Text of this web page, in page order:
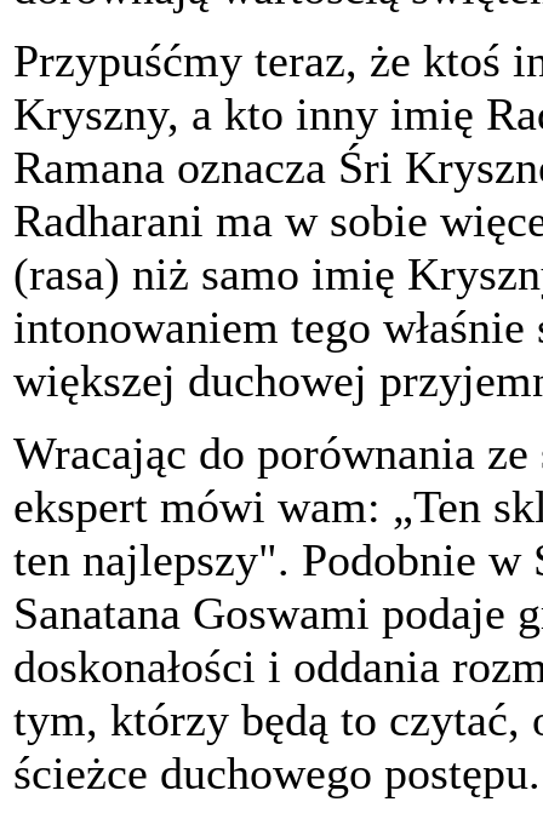
Przypuśćmy teraz, że ktoś
Kryszny, a kto inny imię
Ramana oznacza Śri
Radharani ma w sobie
(rasa) niż samo imię
intonowaniem tego
większej duchowej
Wracając do porównania
ekspert mówi wam: „Ten
ten najlepszy". Podobnie
Sanatana Goswami podaje
doskonałości i oddania
tym, którzy będą to czytać,
ścieżce duchowego postępu.